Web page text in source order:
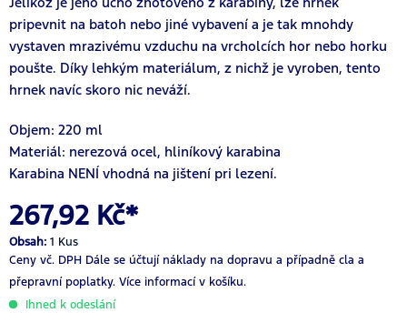
pripevnit na batoh nebo jiné vybavení a je tak mnohdy
vystaven mrazivému vzduchu na vrcholcích hor nebo horku
poušte. Díky lehkým materiálum, z nichž je vyroben, tento
hrnek navíc skoro nic neváží.
Objem: 220 ml
Materiál: nerezová ocel, hliníkový karabina
Karabina NENÍ vhodná na jištení pri lezení.
267,92 Kč*
Obsah: 1 Kus
Ceny vč. DPH Dále se účtují náklady na dopravu a případně cla a
přepravní poplatky. Více informací v košíku.
Ihned k odeslání